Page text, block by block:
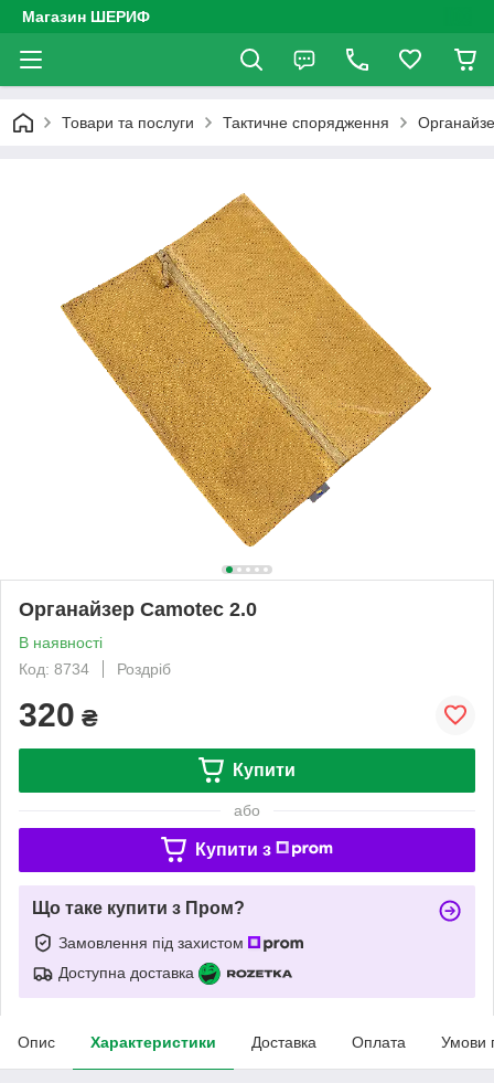
Магазин ШЕРИФ
Товари та послуги Тактичне спорядження
Органайзер Camotec 2.0
В наявності
Код: 8734
Роздріб
320 ₴
Купити
або
Купити з
Що таке купити з Пром?
Замовлення під захистом
Доступна доставка
Опис Характеристики Доставка Оплата Умови